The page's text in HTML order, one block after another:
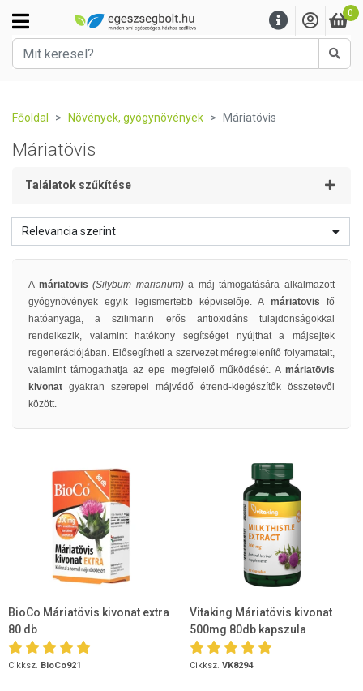
0
Főoldal Növények, gyógynövények Máriatövis
Máriatövis
Találatok szűkítése
Relevancia szerint
A máriatövis (Silybum marianum)a máj támogatására alkalmazott
gyógynövények egyik legismertebb képviselője. A máriatövis fő
hatóanyaga, a szilimarin erős antioxidáns tulajdonságokkal
rendelkezik, valamint hatékony segítséget nyújthat a májsejtek
regenerációjában. Elősegítheti a szervezet méregtelenítő folyamatait,
valamint támogathatja az epe megfelelő működését. A máriatövis
kivonat gyakran szerepel májvédő étrend-kiegészítők összetevői
között.
BioCo Máriatövis kivonat extra
80 db
Cikksz. BioCo921
Vitaking Máriatövis kivonat
500mg 80db kapszula
Cikksz. VK8294